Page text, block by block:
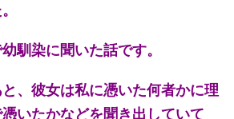
馴染に聞いた話です。
、彼女は私に憑いた何者かに理
いたかなどを聞き出していて